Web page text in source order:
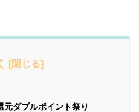
ダブルポイント祭り